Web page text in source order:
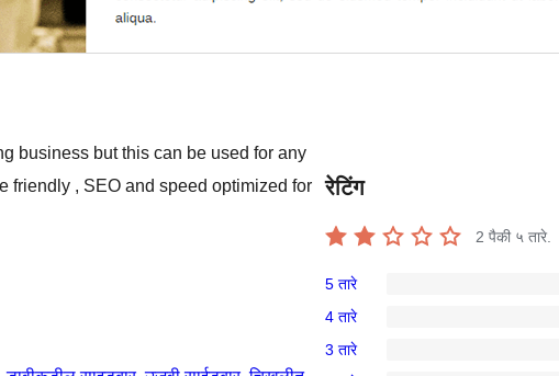
business but this can be used for any
friendly , SEO and speed optimized for
रेटिंग
2 पैकी ५ तारे.
5-
तारांकित
5 तारे
4-
4 तारे
3 तारे